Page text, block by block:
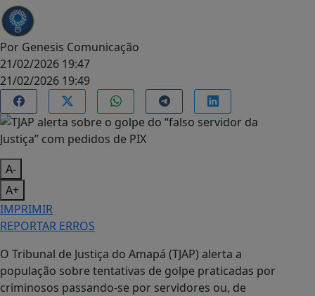
Por Genesis Comunicação
21/02/2026 19:47
21/02/2026 19:49
A-
A+
IMPRIMIR
REPORTAR ERROS
O Tribunal de Justiça do Amapá (TJAP) alerta a
população sobre tentativas de golpe praticadas por
criminosos passando-se por servidores ou, de